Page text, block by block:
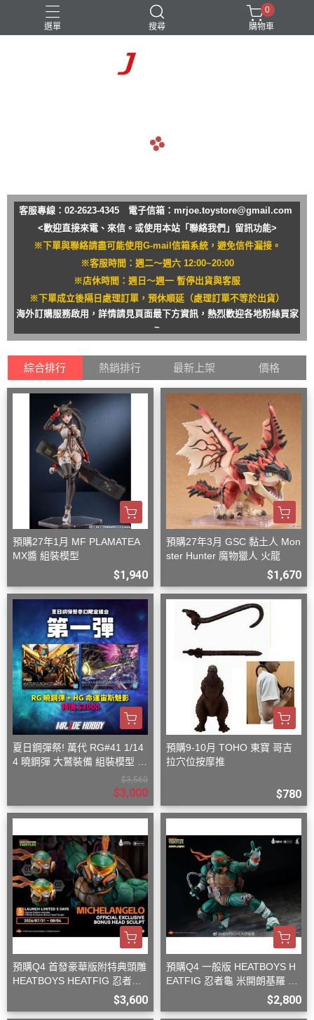
選單 搜尋
0
購物車
客服專線：02-2623-4345 電子信箱： mrjoe.toystore@gmail.com
<歡迎直接來電、來信。或使用本站「聯絡我們」留訊功能>
※下單與聯絡請盡可能使用G-mail信箱系統，避免信件漏接。
※客服時間：週二～週六 12:00~20:00
※店休時間：週日～週一 暫停出貨與客服
※下單成立後隔日處理訂單，預休順延（處理訂單不等於出貨）
海外訂購服務啟用，詳情請見頁面最下方資訊，熱烈歡迎各地粉絲買家
~
綜合排行 熱銷排行 最新上架 價格
預購27年1月 MF PLAMATEA
MX醬 組裝模型
$1,940
預購27年3月 GSC 黏土人 Mon
ster Hunter 魔物獵人 火龍
$1,670
夏日鋼彈祭! 萬代 RG#41 1/14
4 曉鋼彈 大鷲裝備 組裝模型 +
萬代 HG 1/144 命運鋼彈SpecII
$3,560
$3,000
預購9-10月 TOHO 東寶 哥吉
拉穴位按摩推
$780
預購Q4 首發豪華版附特典頭雕
HEATBOYS HEATFIG 忍者龜
$3,600
預購Q4 一般版 HEATBOYS H
EATFIG 忍者龜 米開朗基羅 1/
$2,800